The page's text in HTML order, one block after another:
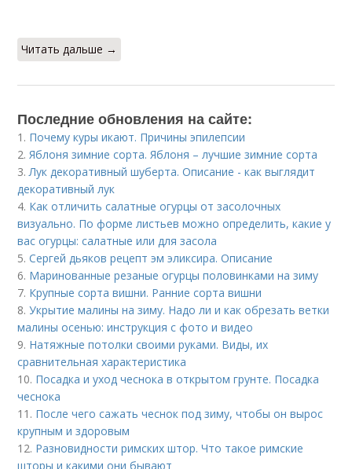
Читать дальше →
Последние обновления на сайте:
1. Почему куры икают. Причины эпилепсии
2.Яблоня зимние сорта. Яблоня – лучшие зимние сорта
3.Лук декоративный шуберта. Описание - как выглядит
декоративный лук
4. Как отличить салатные огурцы от засолочных
визуально. По форме листьев можно определить, какие у
вас огурцы: салатные или для засола
5.Сергей дьяков рецепт эм эликсира. Описание
6. Маринованные резаные огурцы половинками на зиму
7. Крупные сорта вишни. Ранние сорта вишни
8.Укрытие малины на зиму. Надо ли и как обрезать ветки
малины осенью: инструкция с фото и видео
9. Натяжные потолки своими руками. Виды, их
сравнительная характеристика
10. Посадка и уход чеснока в открытом грунте. Посадка
чеснока
11. После чего сажать чеснок под зиму, чтобы он вырос
крупным и здоровым
12. Разновидности римских штор. Что такое римские
шторы и какими они бывают